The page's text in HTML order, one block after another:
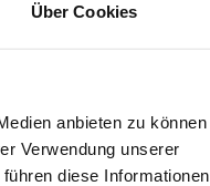
Über Cookies
anbieten zu können
Verwendung unserer
diese Informationen